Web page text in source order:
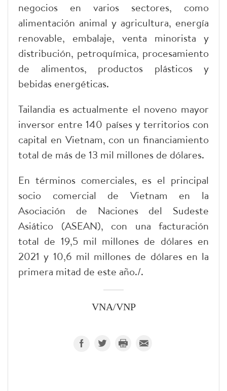
negocios en varios sectores, como
alimentación animal y agricultura, energía
renovable, embalaje, venta minorista y
distribución, petroquímica, procesamiento
de alimentos, productos plásticos y
bebidas energéticas.
Tailandia es actualmente el noveno mayor
inversor entre 140 países y territorios con
capital en Vietnam, con un financiamiento
total de más de 13 mil millones de dólares.
En términos comerciales, es el principal
socio comercial de Vietnam en la
Asociación de Naciones del Sudeste
Asiático (ASEAN), con una facturación
total de 19,5 mil millones de dólares en
2021 y 10,6 mil millones de dólares en la
primera mitad de este año./.
VNA/VNP